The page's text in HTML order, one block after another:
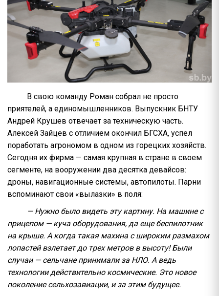
В свою команду Роман собрал не просто
приятелей, а единомышленников. Выпускник БНТУ
Андрей Крушев отвечает за техническую часть.
Алексей Зайцев с отличием окончил БГСХА, успел
поработать агрономом в одном из горецких хозяйств.
Сегодня их фирма — самая крупная в стране в своем
сегменте, на вооружении два десятка девайсов:
дроны, навигационные системы, автопилоты. Парни
вспоминают свои «вылазки» в поля:
— Нужно было видеть эту картину. На машине с
прицепом — куча оборудования, да еще беспилотник
на крыше. А когда такая махина с широким размахом
лопастей взлетает до трех метров в высоту! Были
случаи — сельчане принимали за НЛО. А ведь
технологии действительно космические. Это новое
поколение сельхозавиации, и за этим будущее.